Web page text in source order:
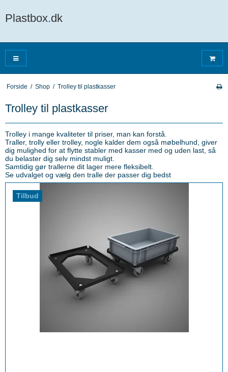
Plastbox.dk
Forside / Shop / Trolley til plastkasser
Trolley til plastkasser
Trolley i mange kvaliteter til priser, man kan forstå.
Traller, trolly eller trolley, nogle kalder dem også møbelhund, giver
dig mulighed for at flytte stabler med kasser med og uden last, så
du belaster dig selv mindst muligt.
Samtidig gør trallerne dit lager mere fleksibelt.
Se udvalget og vælg den tralle der passer dig bedst
Tilbud